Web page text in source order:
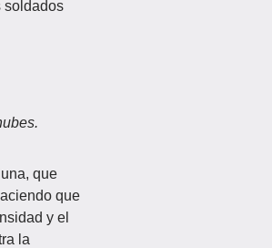
soldados
que
que
y el
la